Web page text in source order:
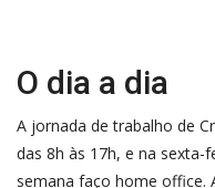
O dia a dia
A jornada de trabalho de
das 8h às 17h, e na sexta-
semana faço home office.